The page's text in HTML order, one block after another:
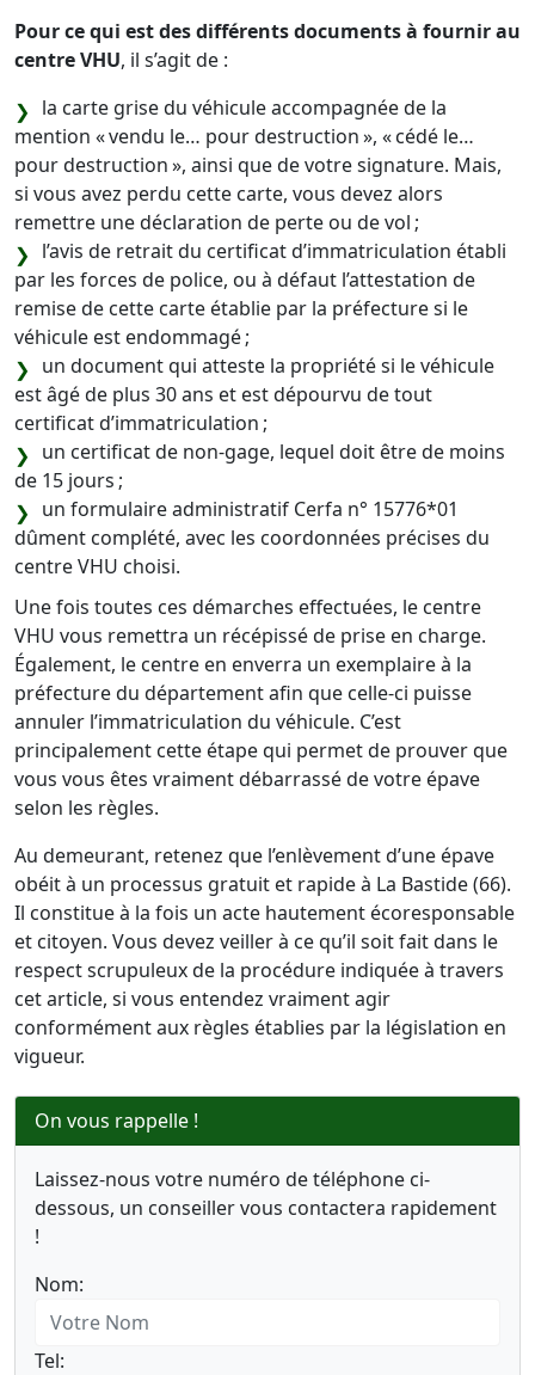
Pour ce qui est des différents documents à fournir au
centre VHU, il s’agit de :
la carte grise du véhicule accompagnée de la
mention « vendu le… pour destruction », « cédé le…
pour destruction », ainsi que de votre signature. Mais,
si vous avez perdu cette carte, vous devez alors
remettre une déclaration de perte ou de vol ;
l’avis de retrait du certificat d’immatriculation établi
par les forces de police, ou à défaut l’attestation de
remise de cette carte établie par la préfecture si le
véhicule est endommagé ;
un document qui atteste la propriété si le véhicule
est âgé de plus 30 ans et est dépourvu de tout
certificat d’immatriculation ;
un certificat de non-gage, lequel doit être de moins
de 15 jours ;
un formulaire administratif Cerfa n° 15776*01
dûment complété, avec les coordonnées précises du
centre VHU choisi.
Une fois toutes ces démarches effectuées, le centre
VHU vous remettra un récépissé de prise en charge.
Également, le centre en enverra un exemplaire à la
préfecture du département afin que celle-ci puisse
annuler l’immatriculation du véhicule. C’est
principalement cette étape qui permet de prouver que
vous vous êtes vraiment débarrassé de votre épave
selon les règles.
Au demeurant, retenez que l’enlèvement d’une épave
obéit à un processus gratuit et rapide à La Bastide (66).
Il constitue à la fois un acte hautement écoresponsable
et citoyen. Vous devez veiller à ce qu’il soit fait dans le
respect scrupuleux de la procédure indiquée à travers
cet article, si vous entendez vraiment agir
conformément aux règles établies par la législation en
vigueur.
On vous rappelle !
Laissez-nous votre numéro de téléphone ci-
dessous, un conseiller vous contactera rapidement
!
Nom:
Tel: